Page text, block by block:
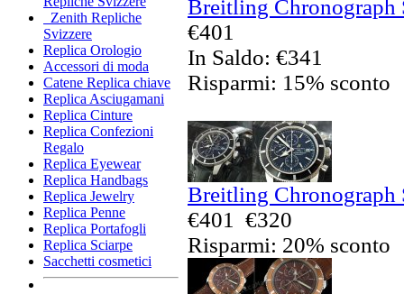
Zenith Repliche
Svizzere
Replica Orologio
Accessori di moda
Catene Replica chiave
Replica Asciugamani
Replica Cinture
Replica Confezioni
Regalo
Replica Eyewear
Replica Handbags
Replica Jewelry
Replica Penne
Replica Portafogli
Replica Sciarpe
Sacchetti cosmetici
Breitling Chronograph
€401
In Saldo: €341
Risparmi: 15% sconto
Breitling Chronograph
€401
€320
Risparmi: 20% sconto